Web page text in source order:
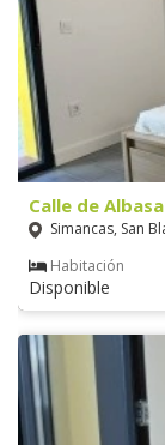
Calle de
Simancas, San
Habitación
Disponible